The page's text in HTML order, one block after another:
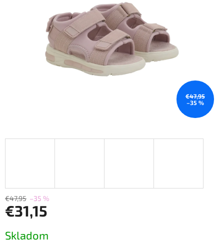
€47,95
–35 %
€47,95 –35 %
€31,15
cena:
Skladom